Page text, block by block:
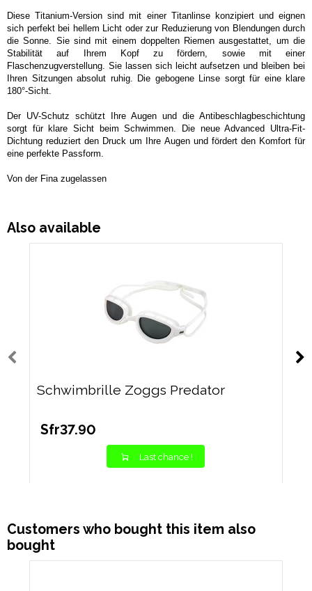
Diese Titanium-Version sind mit einer Titanlinse konzipiert und eignen
sich perfekt bei hellem Licht oder zur Reduzierung von Blendungen durch
die Sonne. Sie sind mit einem doppelten Riemen ausgestattet, um die
Stabilität auf Ihrem Kopf zu fördern, sowie mit einer
Flaschenzugverstellung. Sie lassen sich leicht aufsetzen und bleiben bei
Ihren Sitzungen absolut ruhig. Die gebogene Linse sorgt für eine klare
180°-Sicht.
Der UV-Schutz schützt Ihre Augen und die Antibeschlagbeschichtung
sorgt für klare Sicht beim Schwimmen. Die neue Advanced Ultra-Fit-
Dichtung reduziert den Druck um Ihre Augen und fördert den Komfort für
eine perfekte Passform.
Von der Fina zugelassen
Also available
Schwimbrille Zoggs Predator
Sfr37.90
Last chance !
Customers who bought this item also
bought